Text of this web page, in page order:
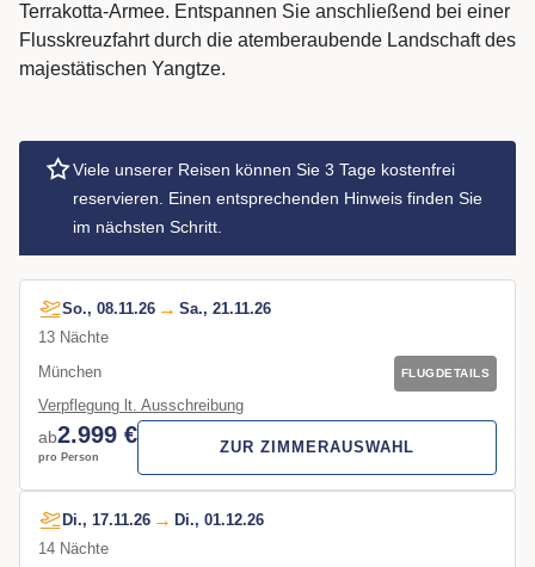
Terrakotta-Armee. Entspannen Sie anschließend bei einer
Flusskreuzfahrt durch die atemberaubende Landschaft des
majestätischen Yangtze.
Viele unserer Reisen können Sie 3 Tage kostenfrei
reservieren. Einen entsprechenden Hinweis finden Sie
im nächsten Schritt.
So., 08.11.26
Sa., 21.11.26
13 Nächte
München
FLUGDETAILS
Verpflegung lt. Ausschreibung
ab2.999 €
pro Person
ZUR ZIMMERAUSWAHL
Di., 17.11.26
Di., 01.12.26
14 Nächte